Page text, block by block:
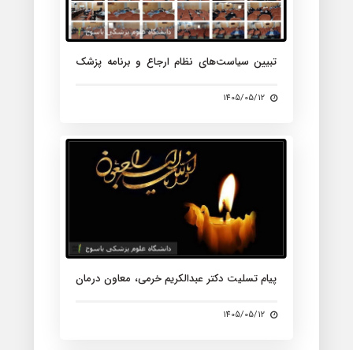
تبیین سیاست‌های نظام ارجاع و برنامه پزشک
تمام‌وقت در سالن EDC
1405/05/12
پیام تسلیت دکتر عبدالکریم خرمی، معاون درمان
زنده یاد سرکار خانم مرجان کشاورز پرستار شاغل
1405/05/12